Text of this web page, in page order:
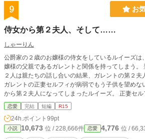
9 お
侍女から第２夫人、そして……
しゃーりん
公爵家の２歳のお嬢様の侍女をしているルイーズは
嬢様の父親であるガレントと関係を持ってしまう。
２人は親たちの話し合いの結果、ガレントの第２夫
ガレントの正妻セルフィが病弱でもう子供を望めな
から第２夫人になってしまったルイーズ。 正妻セ
て可愛がり、夫を好きになってほしいと頼まれる。
く、ルイーズがやがて正妻になるというお話です。
恋愛 完結 短編 R15
24h.ポイント 99pt
小説 10,673 位 / 228,666件 恋愛 4,776 位 /